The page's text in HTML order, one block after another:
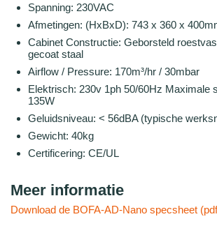
Spanning: 230VAC
Afmetingen: (HxBxD): 743 x 360 x
Cabinet Constructie: Geborsteld
gecoat staal
Airflow / Pressure: 170m³/hr / 30mbar
Elektrisch: 230v 1ph 50/60Hz Maximale
135W
Geluidsniveau: < 56dBA (typische
Gewicht: 40kg
Certificering: CE/UL
Meer informatie
Download de BOFA-AD-Nano specsheet